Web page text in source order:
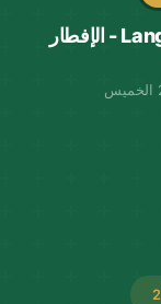
إمساكية رمضان Langenselbold 2026 - الإفطار